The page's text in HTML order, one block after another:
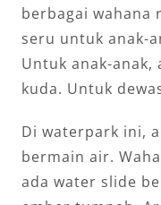
berbagai wahana
seru untuk anak-
Untuk anak-anak,
kuda. Untuk
Di waterpark ini,
bermain air.
ada water slide